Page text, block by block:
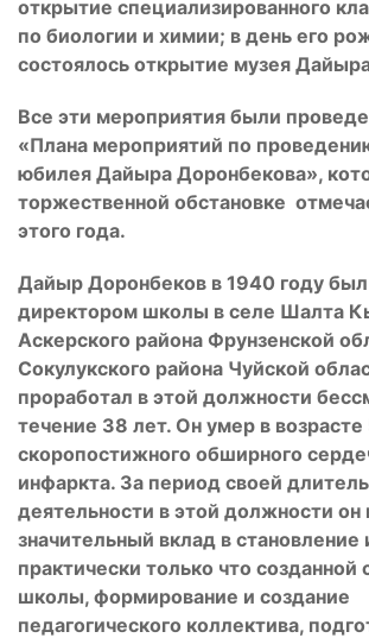
открытие специализированного
по биологии и химии; в день его
состоялось открытие музея
Все эти мероприятия были
«Плана мероприятий по
юбилея Дайыра Доронбекова»,
торжественной обстановке
этого года.
Дайыр Доронбеков в 1940 году был
директором школы в селе Шалта
Аскерского района Фрунзенской
Сокулукского района Чуйской
проработал в этой должности
течение 38 лет. Он умер в возрасте
скоропостижного обширного
инфаркта. За период своей
деятельности в этой должности он
значительный вклад в становление
практически только что созданной
школы, формирование и создание
педагогического коллектива,